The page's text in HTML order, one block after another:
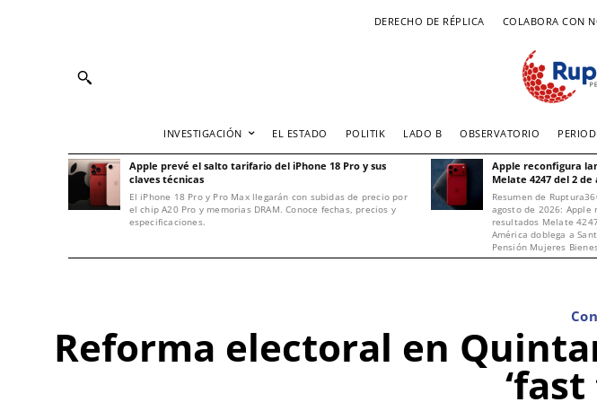
DERECHO DE RÉPLICA COLABORA CON
INVESTIGACIÓN EL ESTADO POLITIK LADO B OBSERVATORIO
Apple prevé el salto tarifario del iPhone 18 Pro y sus
claves técnicas
El iPhone 18 Pro y Pro Max llegarán con subidas de precio por
el chip A20 Pro y memorias DRAM. Conoce fechas, precios y
especificaciones.
Apple reconfigura
Melate 4247 del 2 de
Resumen de
agosto de 2026: Apple
resultados Melate
América doblega a
Pensión Mujeres
Reforma electoral en